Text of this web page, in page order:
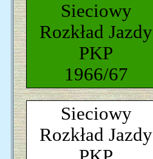
Sieciowy
Rozkład Jazdy
PKP
1966/67
Sieciowy
Rozkład Jazdy